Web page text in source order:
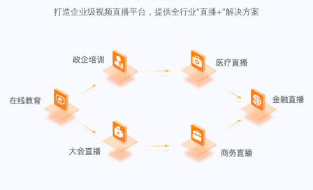
打造企业级视频直播平台，提供全行业“直播+”解决方案